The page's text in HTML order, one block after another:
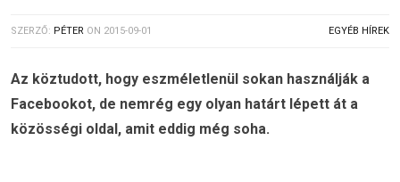
SZERZŐ: PÉTER ON 2015-09-01 EGYÉB HÍREK
Az köztudott, hogy eszméletlenül sokan használják a
Facebookot, de nemrég egy olyan határt lépett át a
közösségi oldal, amit eddig még soha.